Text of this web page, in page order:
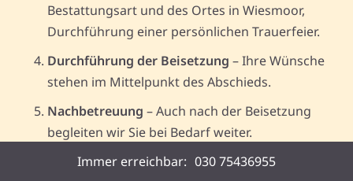
Bestattungsart und des Ortes in Wiesmoor,
Durchführung einer persönlichen Trauerfeier.
Durchführung der Beisetzung – Ihre Wünsche
stehen im Mittelpunkt des Abschieds.
Nachbetreuung – Auch nach der Beisetzung
begleiten wir Sie bei Bedarf weiter.
Erforderliche Unterlagen:
Immer erreichbar: 030 75436955